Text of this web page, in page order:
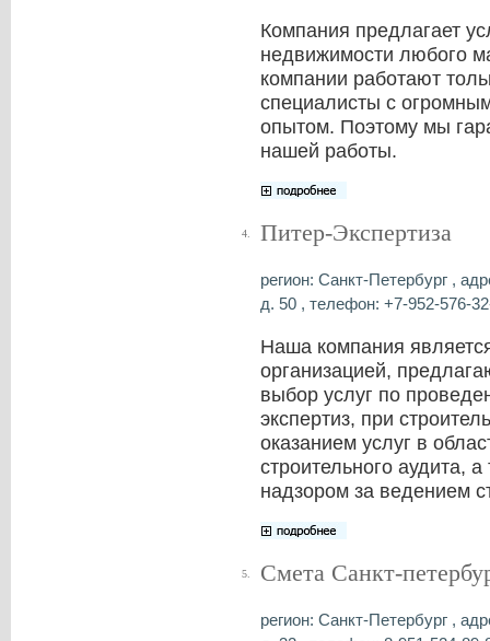
Компания предлагает
недвижимости любого
компании работают
специалисты с
опытом. Поэтому мы
нашей работы.
4. Питер-Экспертиза
регион: Санкт-Петербург ,
д. 50 , телефон: +7-952-576-
Наша компания
организацией,
выбор услуг по
экспертиз, при
оказанием услуг в
строительного аудита,
надзором за ведением
5. Смета Санкт-
регион: Санкт-Петербург ,